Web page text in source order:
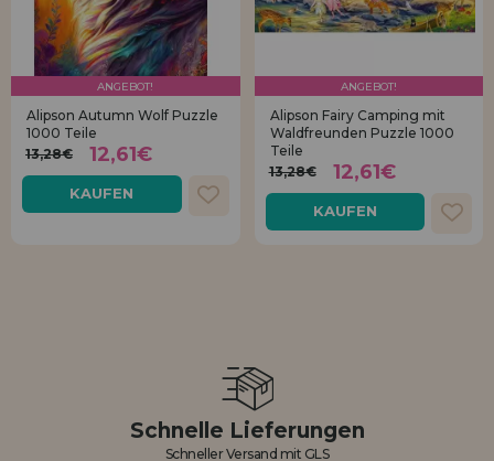
ANGEBOT!
Alipson Autumn Wolf Puzzle
1000 Teile
13,28€
12,61€
KAUFEN
ANGEBOT!
Alipson Fairy Camping mit
Waldfreunden Puzzle 1000
Teile
13,28€
12,61€
KAUFEN
Schnelle Lieferungen
Schneller Versand mit GLS